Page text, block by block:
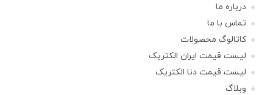
درباره ما
تماس با ما
کاتالوگ محصولات
لیست قیمت ایران الکتریک
لیست قیمت دنا الکتریک
وبلاگ